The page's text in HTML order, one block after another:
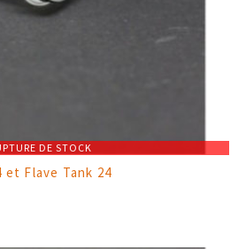
DE STOCK
et Flave Tank 24